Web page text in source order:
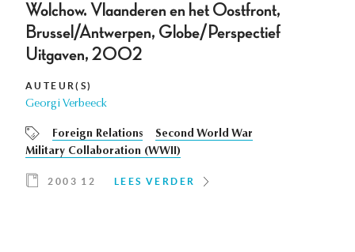
Wolchow. Vlaanderen en het Oostfront,
Brussel/Antwerpen, Globe/Perspectief
Uitgaven, 2002
AUTEUR(S)
Georgi Verbeeck
Foreign Relations
Second World War
Military Collaboration (WWII)
2003 12 LEES VERDER